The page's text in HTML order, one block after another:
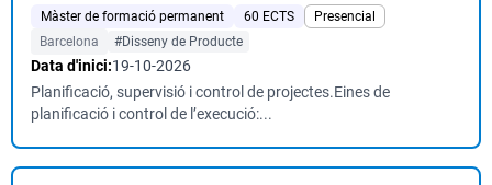
Màster de formació permanent 60 ECTS
Presencial
Barcelona
#Disseny de Producte
Data d'inici:19-10-2026
Planificació, supervisió i control de projectes.Eines de
planificació i control de l’execució:...